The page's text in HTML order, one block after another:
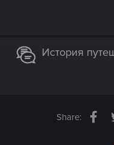
История
Share: